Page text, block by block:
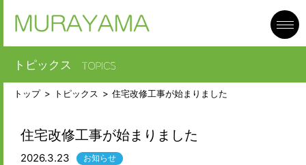
トピックス
トップ トピックス 住宅改修工事が始まりました
住宅改修工事が始まりました
2026.3.23 お知らせ